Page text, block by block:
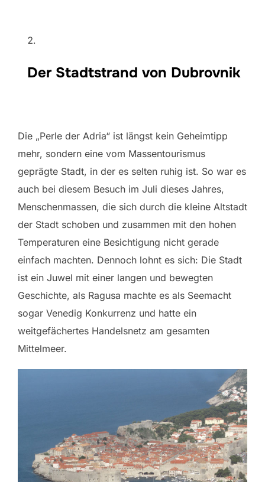
Der Stadtstrand von Dubrovnik
Die „Perle der Adria“ ist längst kein Geheimtipp
mehr, sondern eine vom Massentourismus
geprägte Stadt, in der es selten ruhig ist. So war es
auch bei diesem Besuch im Juli dieses Jahres,
Menschenmassen, die sich durch die kleine Altstadt
der Stadt schoben und zusammen mit den hohen
Temperaturen eine Besichtigung nicht gerade
einfach machten. Dennoch lohnt es sich: Die Stadt
ist ein Juwel mit einer langen und bewegten
Geschichte, als Ragusa machte es als Seemacht
sogar Venedig Konkurrenz und hatte ein
weitgefächertes Handelsnetz am gesamten
Mittelmeer.